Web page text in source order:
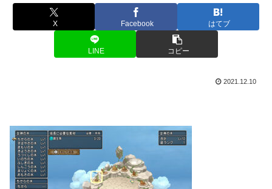
X Facebook はてブ
LINE コピー
2021.12.10